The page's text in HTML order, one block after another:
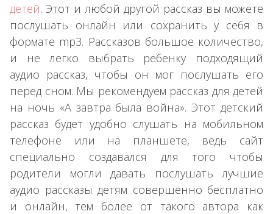
детей. Этот и любой другой рассказ вы можете
послушать онлайн или сохранить у себя в
формате mp3. Рассказов большое количество,
и не легко выбрать ребенку подходящий
аудио рассказ, чтобы он мог послушать его
перед сном. Мы рекомендуем рассказ для детей
на ночь «А завтра была война». Этот детский
рассказ будет удобно слушать на мобильном
телефоне или на планшете, ведь сайт
специально создавался для того чтобы
родители могли давать послушать лучшие
аудио рассказы детям совершенно бесплатно
и онлайн, тем более от такого автора как